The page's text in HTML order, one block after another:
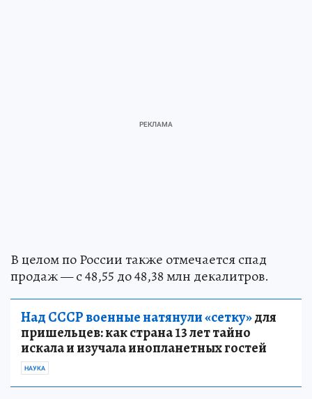
В целом по России также отмечается спад
продаж — с 48,55 до 48,38 млн декалитров.
Над СССР военные натянули «сетку»для
пришельцев: как страна 13 лет тайно
искала и изучала инопланетных гостей
НАУКА